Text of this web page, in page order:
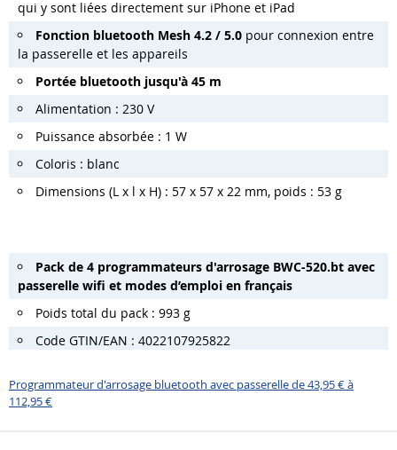
qui y sont liées directement sur iPhone et iPad
Fonction bluetooth Mesh 4.2 / 5.0 pour connexion entre
la passerelle et les appareils
Portée bluetooth jusqu'à 45 m
Alimentation : 230 V
Puissance absorbée : 1 W
Coloris : blanc
Dimensions (L x l x H) : 57 x 57 x 22 mm, poids : 53 g
Pack de 4 programmateurs d'arrosage BWC-520.bt avec
passerelle wifi et modes d’emploi en français
Poids total du pack : 993 g
Code GTIN/EAN : 4022107925822
Programmateur d'arrosage bluetooth avec passerelle de 43,95 € à
112,95 €